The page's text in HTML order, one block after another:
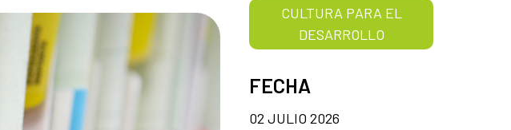
CULTURA PARA EL
DESARROLLO
FECHA
02 JULIO 2026